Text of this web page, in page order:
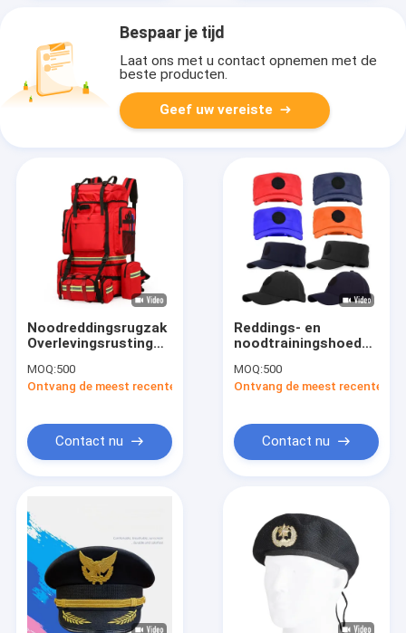
Bespaar je tijd
Laat ons met u contact opnemen met de
beste producten.
Geef uw vereiste
Noodreddingsrugzak
Overlevingsrusting
waterdicht Tactisch
pakket Outdoor
Noodpakket Verdikte
Oxford stof
MOQ:500
Ontvang de meest recente Prijs
Contact nu
Reddings- en
noodtrainingshoed
Reddingshoeden Flat
Top Hoeden
MOQ:500
Ontvang de meest recente
Contact nu